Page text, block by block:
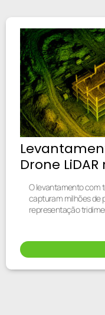
Drone
O levantamento com
capturam milhões de
representação